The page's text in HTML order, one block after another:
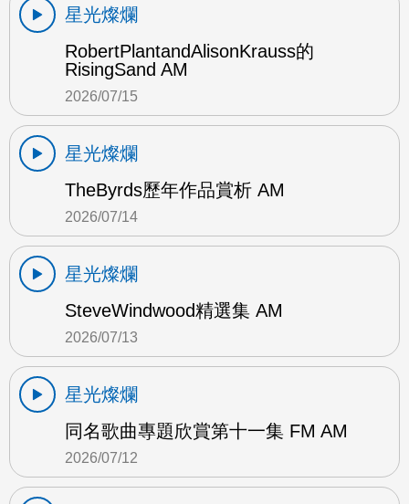
星光燦爛
RobertPlantandAlisonKrauss的
RisingSand AM
2026/07/15
星光燦爛
TheByrds歷年作品賞析 AM
2026/07/14
星光燦爛
SteveWindwood精選集 AM
2026/07/13
星光燦爛
同名歌曲專題欣賞第十一集 FM AM
2026/07/12